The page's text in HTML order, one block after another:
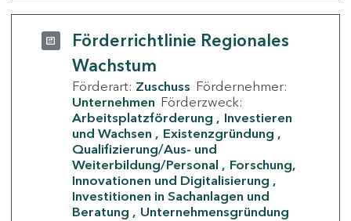
Förderrichtlinie Regionales
Wachstum
Förderart: Zuschuss Fördernehmer:
Unternehmen Förderzweck:
Arbeitsplatzförderung
Investieren
und Wachsen
Existenzgründung
Qualifizierung/Aus- und
Weiterbildung/Personal
Forschung,
Innovationen und Digitalisierung
Investitionen in Sachanlagen und
Beratung
Unternehmensgründung